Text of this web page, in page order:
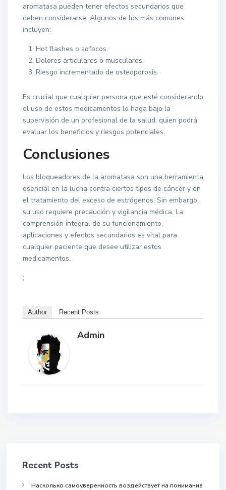
aromatasa pueden tener efectos secundarios que
deben considerarse. Algunos de los más comunes
incluyen:
Hot flashes o sofocos.
Dolores articulares o musculares.
Riesgo incrementado de osteoporosis.
Es crucial que cualquier persona que esté considerando
el uso de estos medicamentos lo haga bajo la
supervisión de un profesional de la salud, quien podrá
evaluar los beneficios y riesgos potenciales.
Conclusiones
Los bloqueadores de la aromatasa son una herramienta
esencial en la lucha contra ciertos tipos de cáncer y en
el tratamiento del exceso de estrógenos. Sin embargo,
su uso requiere precaución y vigilancia médica. La
comprensión integral de su funcionamiento,
aplicaciones y efectos secundarios es vital para
cualquier paciente que desee utilizar estos
medicamentos.
;
Author Recent Posts
Admin
Recent Posts
Насколько самоуверенность воздействует на понимание